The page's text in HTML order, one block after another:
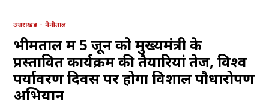
उत्तराखंड नैनीताल
भीमताल में 5 जून को मुख्यमंत्री के
प्रस्तावित कार्यक्रम की तैयारियां तेज, विश्व
पर्यावरण दिवस पर होगा विशाल पौधारोपण
अभियान